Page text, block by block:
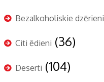
Bezalkoholiskie dzērieni
Citi ēdieni (36)
Deserti (104)